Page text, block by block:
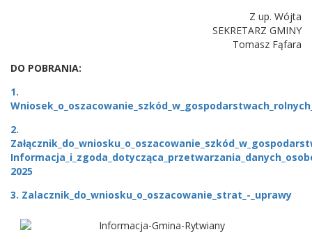
Z up. Wójta
SEKRETARZ GMINY
Tomasz Fąfara
DO POBRANIA:
1.
2.
2025
3. Zalacznik_do_wniosku_o_oszacowanie_strat_-_uprawy